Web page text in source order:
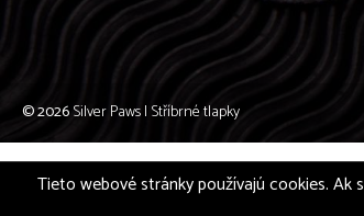
© 2026Silver Paws | Stříbrné tlapky
Tieto webové stránky používajú cookies.